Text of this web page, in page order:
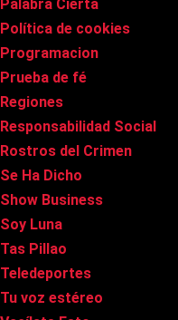
Palabra Cierta
Política de cookies
Programacion
Prueba de fé
Regiones
Responsabilidad Social
Rostros del Crimen
Se Ha Dicho
Show Business
Soy Luna
Tas Pillao
Teledeportes
Tu voz estéreo